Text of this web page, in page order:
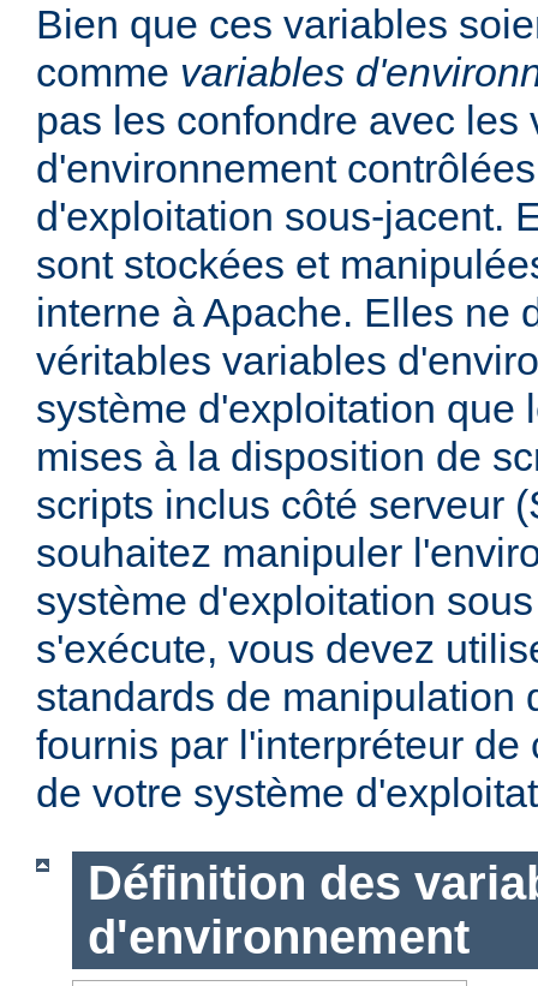
Bien que ces variables
comme variables
pas les confondre avec les
d'environnement
d'exploitation sous-jacent.
sont stockées et
interne à Apache. Elles ne
véritables variables
système d'exploitation que
mises à la disposition de
scripts inclus côté serveur
souhaitez manipuler
système d'exploitation
s'exécute, vous devez
standards de manipulation
fournis par l'interpréteur de
de votre système
Définition des
d'environnement